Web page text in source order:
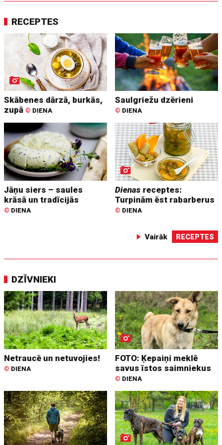
RECEPTES
Skābenes dārzā, burkās,
zupā © DIENA
Saulgriežu dzērieni
© DIENA
Jāņu siers – saules
krāsā un tradīcijās
© DIENA
Dienas receptes:
Turpinām ēst rabarberus
© DIENA
Vairāk RECEPTES
DZĪVNIEKI
Netraucē un netuvojies!
© DIENA
FOTO: Ķepaiņi meklē
savus īstos saimniekus
© DIENA